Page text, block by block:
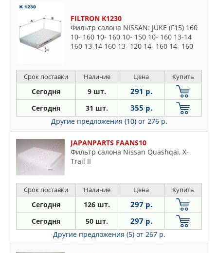
PARTS MALL
PATRON
PURFLUX
SCT
UFI
VALEO
WEEN
ZEKKERT
Nv300
Pathfinder
Patrol
Pixo
Primastar
Primaster
Primera
Rogue
Sentra
Skyline
Stagea
Sunny
Sylphy
Teana
FILTRON K1230
Фильтр салона NISSAN: JUKE (F15) 160
10- 160 10- 160 10- 150 10- 160 13-14
160 13-14 160 13- 120 14- 160 14- 160
Срок поставки Наличие Цена Купить
Сегодня 9 шт. 291 р.
Сегодня 31 шт. 355 р.
Другие предложения (10) от 276 р.
JAPANPARTS FAANS10
Фильтр салона Nissan Quashqai, X-
Trail II
Срок поставки Наличие Цена Купить
Сегодня 126 шт. 297 р.
Сегодня 50 шт. 297 р.
Другие предложения (5) от 267 р.